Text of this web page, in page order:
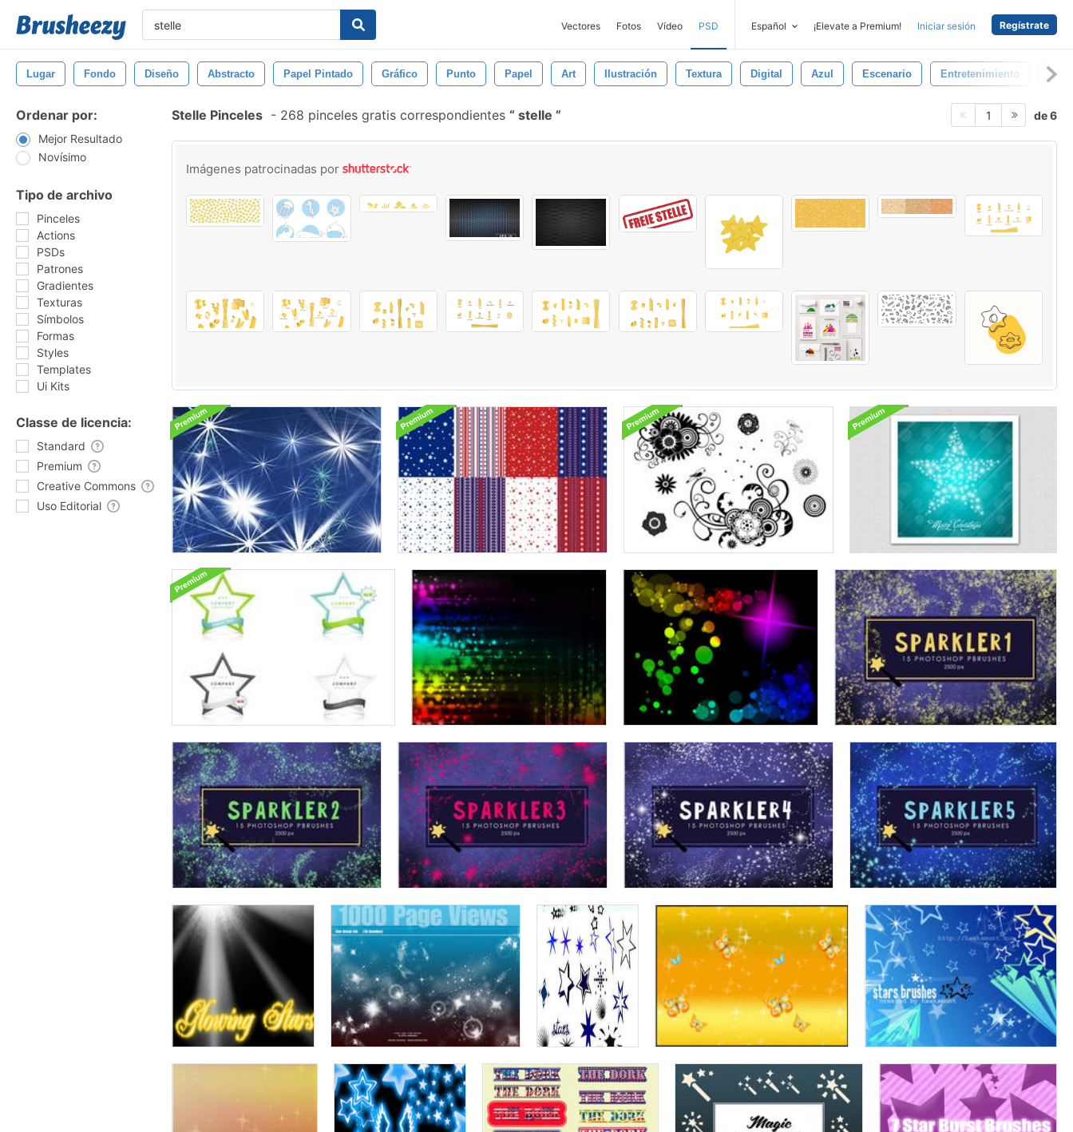
Vectores Fotos Vídeo PSD Español ¡Elevate a Premium! Iniciar sesión Regístrate
Lugar Fondo Diseño Abstracto Papel Pintado Gráfico Punto Papel Art Ilustración Textura Digital Azul Escenario Entretenimiento
Ordenar por:
Mejor Resultado
Novísimo
Tipo de archivo
Pinceles
Actions
PSDs
Patrones
Gradientes
Texturas
Símbolos
Formas
Styles
Templates
Ui Kits
Classe de licencia:
Standard
Premium
Creative Commons
Uso Editorial
Stelle Pinceles - 268 pinceles gratis correspondientes stelle 1 de 6
Imágenes patrocinadas por